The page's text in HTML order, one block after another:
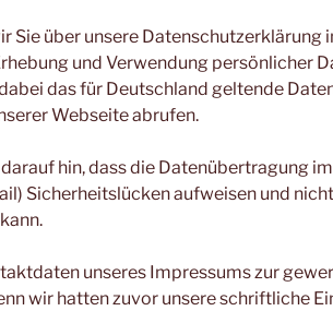
Sie über unsere Datenschutzerklärung
und Verwendung persönlicher
das für Deutschland geltende
Webseite abrufen.
hin, dass die Datenübertragung
Sicherheitslücken aufweisen und
unseres Impressums zur
wir hatten zuvor unsere schriftliche